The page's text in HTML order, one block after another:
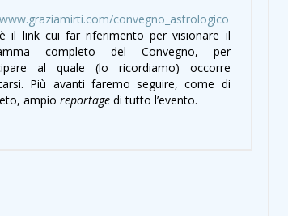
convegno_astrologico
è il link cui far riferimento per visionare il
completo del Convegno, per
al quale (lo ricordiamo) occorre
Più avanti faremo seguire, come di
ampio reportage di tutto l’evento.